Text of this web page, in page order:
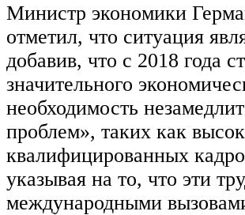
Министр экономики
отметил, что ситуация
добавив, что с 2018 года
значительного
необходимость
проблем», таких как
квалифицированных
указывая на то, что эти
международными